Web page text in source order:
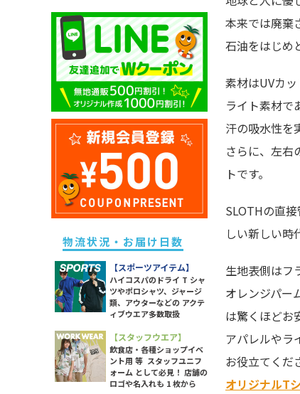
本来では廃棄
石油をはじめ
素材はUVカ
ライト素材で
汗の吸水性を
さらに、左右
トです。
SLOTHの直
しい新しい時
生地表側はフ
オレンジパー
は驚くほどお
アパレルやラ
お役立てくだ
オリジナルT
除菌・衛生・ヘルスケアグッズ
防災グッズ
ライト
ソックス
ラッピング・ショッパー・ギフ
トバッグ・包材
イベント・観戦グッズ
パーツ・付属品
スポーツグッズ
その他雑貨
メンズ パーカー
メンズ スウェットパンツ
メンズ ボトムス
メンズ 長袖Tシャツ
メンズ スポーツアイテム
メンズ ワークウエア
メンズ アウター
メンズ タンクトップ
メンズ シャツ
キッズ ドライポロシャツ
キッズ トレーナー
キッズ パーカー
キッズ スウェットパンツ
キッズ 長袖Tシャツ
キッズ スポーツアイテム
キッズ アウター
キッズ ボトムス
レディース ポロシャツ
レディース ドライポロシャツ
レディース トレーナー
レディース パーカー
レディース スウェットパンツ
レディース 長袖Tシャツ
レディース スポーツアイテム
レディース ワークウエア
レディース シャツ
レディース アウター
レディース タンク・キャミ
レディース ボトムス
ユニセックス ドライTシャツ
ユニセックス トレーナー
ユニセックス ポロシャツ
ユニセックス パーカー
ユニセックス 長袖Tシャツ
ユニセックス スポーツアイテム
ユニセックス アウター
ユニセックス シャツ
物流状況・お届け日数
【スポーツアイテム】
ハイコスパのドライ T シャ
ツやポロシャツ、ジャージ
類、アウターなどの アクテ
ィブウエア多数取扱
【スタッフウエア】
飲食店・各種ショップイベ
ント用 等 スタッフユニフ
ォーム として必見！ 店舗の
ロゴや名入れも 1 枚から